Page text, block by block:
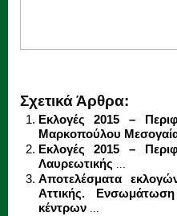
Σχετικά Άρθρα:
Εκλογές 2015 –
Μαρκοπούλου
Εκλογές 2015 –
Λαυρεωτικής ...
Αποτελέσματα
Αττικής.
κέντρων ...